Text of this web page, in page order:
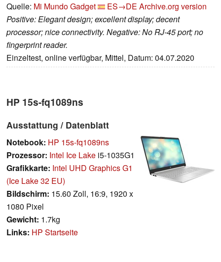
Quelle: Mi Mundo Gadget ES→DE Archive.org version
Positive: Elegant design; excellent display; decent
processor; nice connectivity. Negative: No RJ-45 port; no
fingerprint reader.
Einzeltest, online verfügbar, Mittel, Datum: 04.07.2020
HP 15s-fq1089ns
Ausstattung / Datenblatt
Notebook: HP 15s-fq1089ns
Prozessor: Intel Ice Lake i5-1035G1
Grafikkarte: Intel UHD Graphics G1
(Ice Lake 32 EU)
Bildschirm: 15.60 Zoll, 16:9, 1920 x
1080 Pixel
Gewicht: 1.7kg
Links: HP Startseite